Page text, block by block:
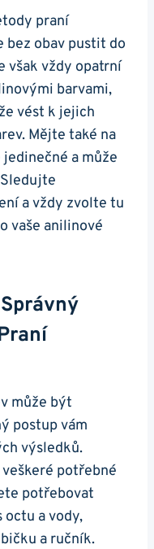
praní
bez obav pustit do
však vždy opatrní
barvami,
vést k jejich
Mějte také na
a může
a vždy zvolte tu
vaše anilinové
může být
postup vám
výsledků.
potřebné
potřebovat
a vody,
a ručník.